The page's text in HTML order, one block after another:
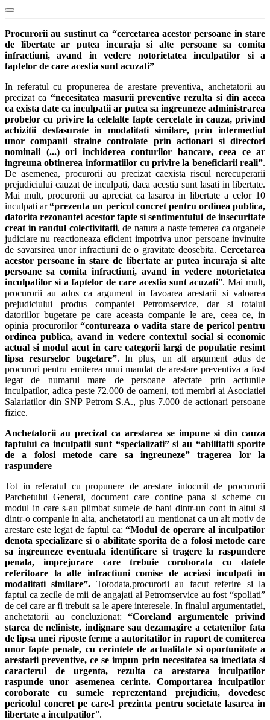
Procurorii au sustinut ca “cercetarea acestor persoane in stare
de libertate ar putea incuraja si alte persoane sa comita
infractiuni, avand in vedere notorietatea inculpatilor si a
faptelor de care acestia sunt acuzati”
In referatul cu propunerea de arestare preventiva, anchetatorii au
precizat ca “necesitatea masurii preventive rezulta si din aceea
ca exista date ca inculpatii ar putea sa ingreuneze administrarea
probelor cu privire la celelalte fapte cercetate in cauza, privind
achizitii desfasurate in modalitati similare, prin intermediul
unor companii straine controlate prin actionari si directori
nominali (...)ori inchiderea conturilor bancare, ceea ce ar
ingreuna obtinerea informatiilor cu privire la beneficiarii reali”.
De asemenea, procurorii au precizat caexista riscul nerecuperarii
prejudiciului cauzat de inculpati, daca acestia sunt lasati in libertate.
Mai mult, procurorii au apreciat ca lasarea in libertate a celor 10
inculpati ar“prezenta un pericol concret pentru ordinea publica,
datorita rezonantei acestor fapte si sentimentului de insecuritate
creat in randul colectivitatii, de natura a naste temerea ca organele
judiciare nu reactioneaza eficient impotriva unor persoane invinuite
de savarsirea unor infractiuni de o gravitate deosebita. Cercetarea
acestor persoane in stare de libertate ar putea incuraja si alte
persoane sa comita infractiuni, avand in vedere notorietatea
inculpatilor si a faptelor de care acestia sunt acuzati”. Mai mult,
procurorii au adus ca argument in favoarea arestarii si valoarea
prejudiciului produs companiei Petromservice, dar si totalul
datoriilor bugetare pe care aceasta companie le are, ceea ce, in
opinia procurorilor “contureaza o vadita stare de pericol pentru
ordinea publica, avand in vedere contextul social si economic
actual si modul acut in care categorii largi de populatie resimt
lipsa resurselor bugetare”. In plus, un alt argument adus de
procurori pentru emiterea unui mandat de arestare preventiva a fost
legat de numarul mare de persoane afectate prin actiunile
inculpatilor, adica peste 72.000 de oameni, toti membri ai Asociatiei
Salariatilor din SNP Petrom S.A., plus 7.000 de actionari persoane
fizice.
Anchetatorii au precizat ca arestarea se impune si din cauza
faptului ca inculpatii sunt “specializati” si au “abilitatii sporite
de a folosi metode care sa ingreuneze” tragerea lor la
raspundere
Tot in referatul cu propunere de arestare intocmit de procurorii
Parchetului General, document care contine pana si scheme cu
modul in care s-au plimbat sumele de bani dintr-un cont in altul si
dintr-o companie in alta, anchetatorii au mentionat ca un alt motiv de
arestare este legat de faptul ca:“Modul de operare al inculpatilor
denota specializare si o abilitate sporita de a folosi metode care
sa ingreuneze eventuala identificare si tragere la raspundere
penala, imprejurare care trebuie coroborata cu datele
referitoare la alte infractiuni comise de aceiasi inculpati in
modalitati similare”. Totodata,procurorii au facut referire si la
faptul ca zecile de mii de angajati ai Petromservice au fost “spoliati”
de cei care ar fi trebuit sa le apere interesele. In finalul argumentatiei,
anchetatorii au concluzionat:“Coreland argumentele privind
starea de neliniste, indignare sau dezamagire a cetatenilor fata
de lipsa unei riposte ferme a autoritatilor in raport de comiterea
unor fapte penale, cu cerintele de actualitate si oportunitate a
arestarii preventive, ce se impun prin necesitatea sa imediata si
caracterul de urgenta, rezulta ca arestarea inculpatilor
raspunde unor asemenea cerinte. Comportarea inculpatilor
coroborate cu sumele reprezentand prejudiciu, dovedesc
pericolul concret pe care-l prezinta pentru societate lasarea in
libertate a inculpatilor”.